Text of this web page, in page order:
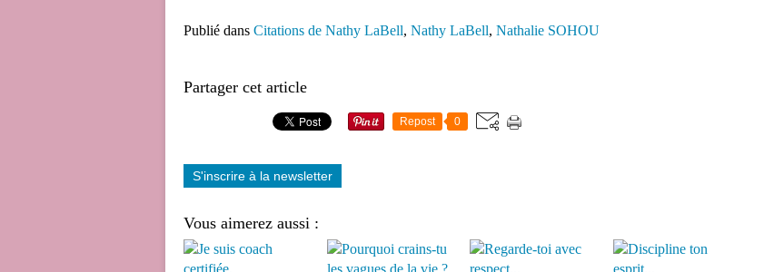
Publié dans Citations de Nathy LaBell, Nathy LaBell, Nathalie SOHOU
Partager cet article
Repost 0
S'inscrire à la newsletter
Vous aimerez aussi :